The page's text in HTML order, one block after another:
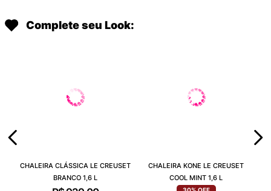
Complete seu Look:
CHALEIRA CLÁSSICA LE CREUSET
BRANCO 1,6 L
CHALEIRA KONE LE CREUSET
COOL MINT 1,6 L